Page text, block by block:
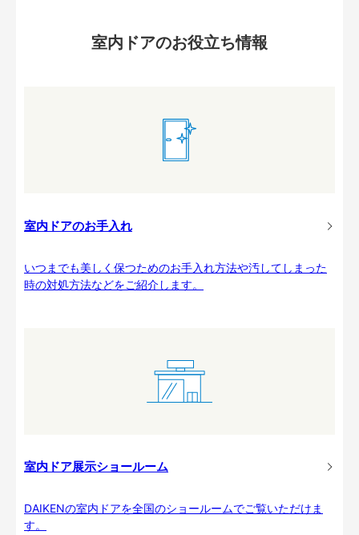
室内ドアのお役立ち情報
室内ドアのお手入れ
いつまでも美しく保つためのお手入れ方法や汚してしまった
時の対処方法などをご紹介します。
室内ドア展示ショールーム
DAIKENの室内ドアを全国のショールームでご覧いただけま
す。